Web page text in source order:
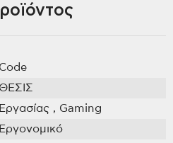
Code
ΘΕΣΙΣ
Εργασίας , Gaming
Εργονομικό